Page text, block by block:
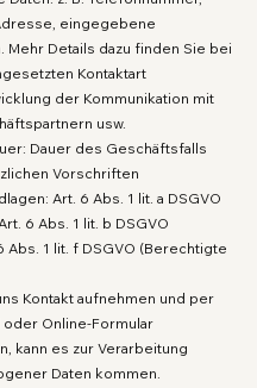
eingegebene
Mehr Details dazu finden Sie bei
Kontaktart
der Kommunikation mit
usw.
Dauer des Geschäftsfalls
Vorschriften
Art. 6 Abs. 1 lit. a DSGVO
6 Abs. 1 lit. b DSGVO
Abs. 1 lit. f DSGVO (Berechtigte
Kontakt aufnehmen und per
oder Online-Formular
kann es zur Verarbeitung
Daten kommen.